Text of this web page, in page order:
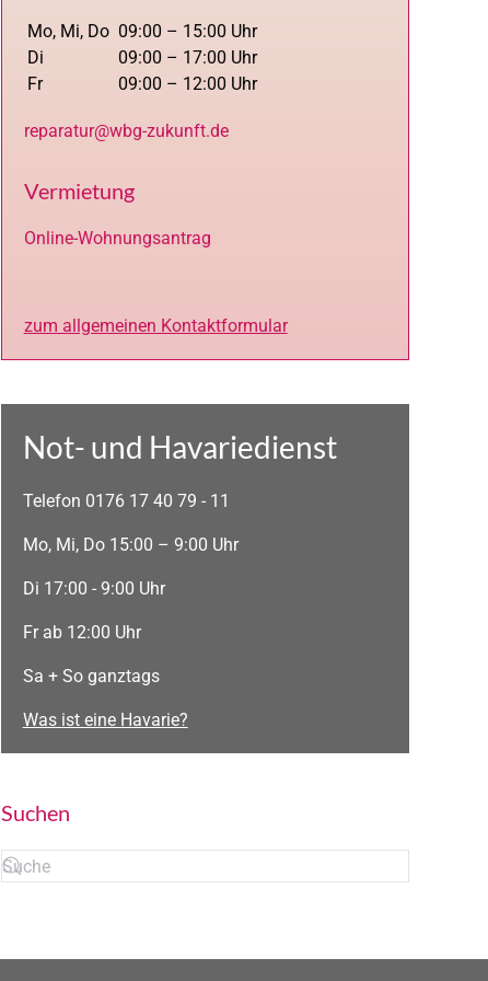
Mo, Mi, Do 09:00 – 15:00 Uhr
Di
09:00 – 17:00 Uhr
Fr
09:00 – 12:00 Uhr
reparatur@wbg-zukunft.de
Vermietung
Online-Wohnungsantrag
zum allgemeinen Kontaktformular
Not- und Havariedienst
Telefon 0176 17 40 79 - 11
Mo, Mi, Do 15:00 – 9:00 Uhr
Di 17:00 - 9:00 Uhr
Fr ab 12:00 Uhr
Sa + So ganztags
Was ist eine Havarie?
Suchen